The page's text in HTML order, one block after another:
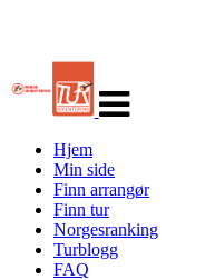
navigasjon
Hjem
Min side
Finn arrangør
Finn tur
Norgesranking
Turblogg
FAQ